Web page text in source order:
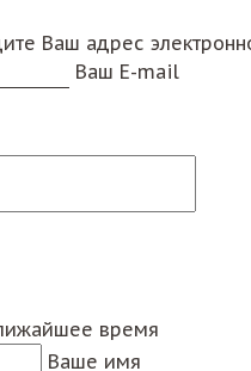
Ваш адрес
Ваш E-mail
время
Ваше имя